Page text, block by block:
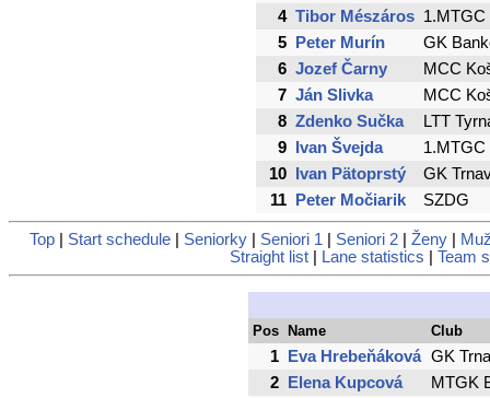
4 Tibor Mészáros 1.MTGC
5
Peter Murín
GK
6 Jozef Čarny
MCC
7 Ján Slivka
MCC
8 Zdenko Sučka
LTT
9
Ivan Švejda
1.MTGC
10
Ivan Pätoprstý
GK
11
Peter Močiarik SZDG
Top| Start schedule| Seniorky| Seniori 1| Seniori 2| Ženy|
Straight list
Lane statistics Team
Pos Name Club
1 Eva Hrebeňáková GK
2
Elena Kupcová
MTGK